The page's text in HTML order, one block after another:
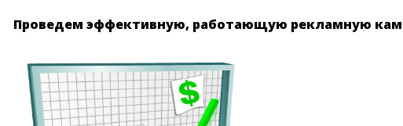
Проведем эффективную, работающую рекламную